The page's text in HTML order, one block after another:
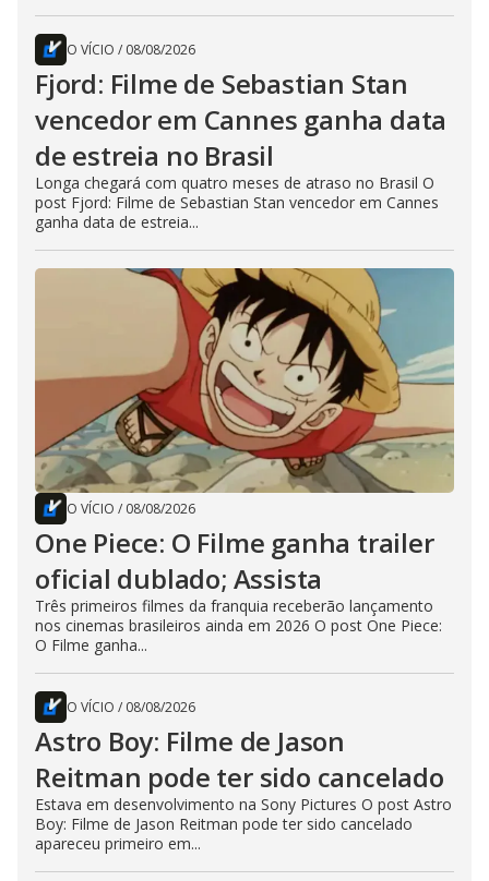
O VÍCIO / 08/08/2026
Fjord: Filme de Sebastian Stan
vencedor em Cannes ganha data
de estreia no Brasil
Longa chegará com quatro meses de atraso no Brasil O
post Fjord: Filme de Sebastian Stan vencedor em Cannes
ganha data de estreia...
O VÍCIO / 08/08/2026
One Piece: O Filme ganha trailer
oficial dublado; Assista
Três primeiros filmes da franquia receberão lançamento
nos cinemas brasileiros ainda em 2026 O post One Piece:
O Filme ganha...
O VÍCIO / 08/08/2026
Astro Boy: Filme de Jason
Reitman pode ter sido cancelado
Estava em desenvolvimento na Sony Pictures O post Astro
Boy: Filme de Jason Reitman pode ter sido cancelado
apareceu primeiro em...